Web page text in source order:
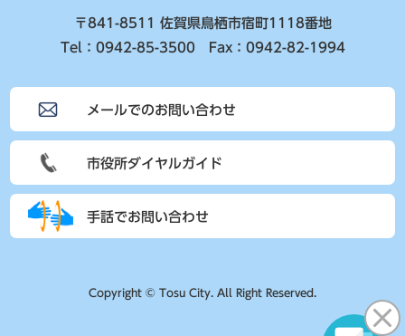
〒841-8511 佐賀県鳥栖市宿町1118番地
Tel：0942-85-3500 Fax：0942-82-1994
メールでのお問い合わせ
市役所ダイヤルガイド
手話でお問い合わせ
Copyright © Tosu City. All Right Reserved.